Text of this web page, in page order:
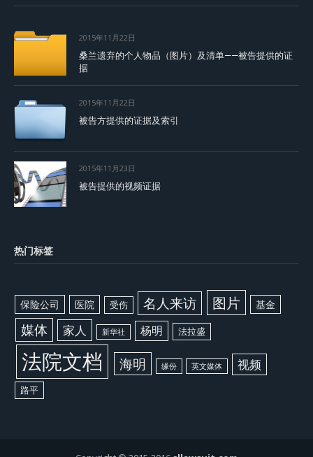
2015年11月22日
桑兰遗弃的个人物品（图片）及清单——被告提供的证
据
2015年11月22日
被告方提供的证据及索引
2015年11月23日
被告提供的视频证据
热门标签
保险公司 医院 受伤 名人来访 图片 基金
媒体 家人 新华社 杨明 法拉盛
法院文档 海明 缘份 英文媒体 视频
路平